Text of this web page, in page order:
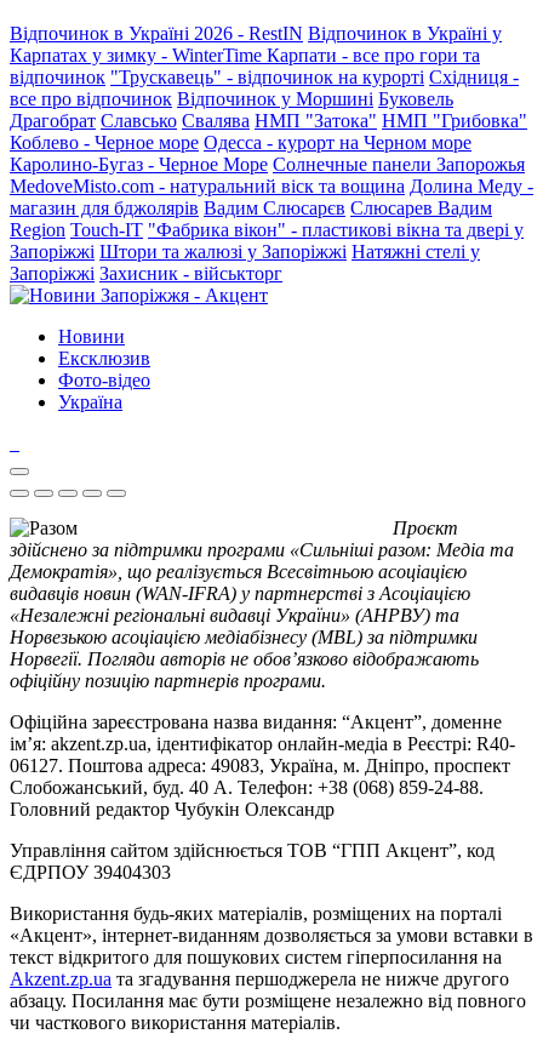
Відпочинок в Україні 2026 - RestIN Відпочинок в Україні у
Карпатах у зимку - WinterTime Карпати - все про гори та
відпочинок "Трускавець" - відпочинок на курорті Східниця -
все про відпочинок Відпочинок у Моршині Буковель
Драгобрат Славсько Свалява НМП "Затока" НМП "Грибовка"
Коблево - Черное море Одесса - курорт на Черном море
Каролино-Бугаз - Черное Море Солнечные панели Запорожья
MedoveMisto.com - натуральний віск та вощина Долина Меду -
магазин для бджолярів Вадим Слюсарєв Слюсарев Вадим
Region Touch-IT "Фабрика вікон" - пластикові вікна та двері у
Запоріжжі Штори та жалюзі у Запоріжжі Натяжні стелі у
Запоріжжі Захисник - військторг
Новини
Ексклюзив
Фото-відео
Україна
Проєкт
здійснено за підтримки програми «Сильніші разом: Медіа та
Демократія», що реалізується Всесвітньою асоціацією
видавців новин (WAN-IFRA) у партнерстві з Асоціацією
«Незалежні регіональні видавці України» (АНРВУ) та
Норвезькою асоціацією медіабізнесу (MBL) за підтримки
Норвегії. Погляди авторів не обов’язково відображають
офіційну позицію партнерів програми.
Офіційна зареєстрована назва видання: “Акцент”, доменне
ім’я: akzent.zp.ua, ідентифікатор онлайн-медіа в Реєстрі: R40-
06127. Поштова адреса: 49083, Україна, м. Дніпро, проспект
Слобожанський, буд. 40 А. Телефон: +38 (068) 859-24-88.
Головний редактор Чубукін Олександр
Управління сайтом здійснюється ТОВ “ГПП Акцент”, код
ЄДРПОУ 39404303
Використання будь-яких матеріалів, розміщених на порталі
«Акцент», інтернет-виданням дозволяється за умови вставки в
текст відкритого для пошукових систем гіперпосилання на
Akzent.zp.ua та згадування першоджерела не нижче другого
абзацу. Посилання має бути розміщене незалежно від повного
чи часткового використання матеріалів.